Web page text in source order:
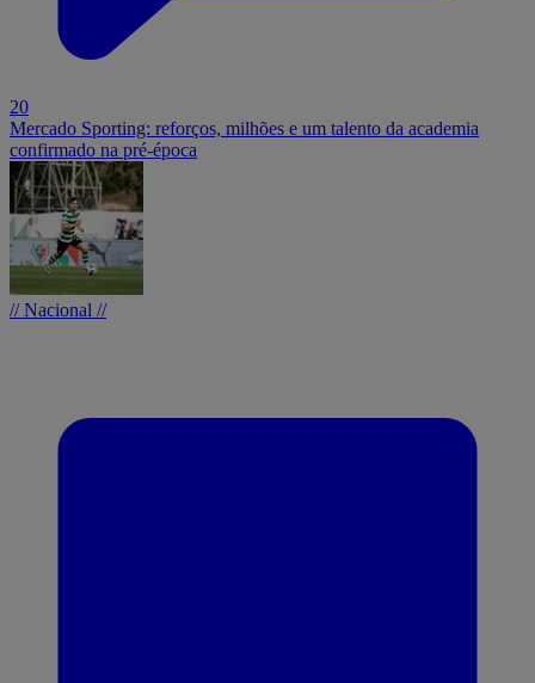
20
Mercado Sporting: reforços, milhões e um talento da academia
confirmado na pré-época
// Nacional //